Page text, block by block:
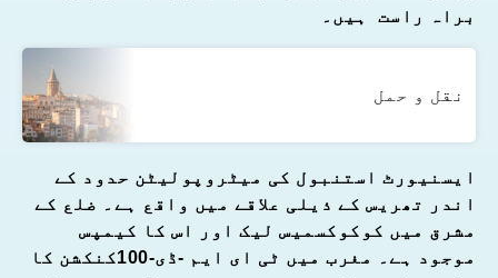
براہ راست ہیں۔
نقل و حمل
ایسنیورٹ استنبول کی میٹروپولیٹن حدود کے
اندر تھریس کے ذیلی علاقے میں واقع ہے۔ ضلع کے
مشرق میں کوکوکسمیس لیک اور اس کا کیمپس
موجود ہے۔ مغرب میں ٹی ای ایم -ڈی-100کنکشن کا